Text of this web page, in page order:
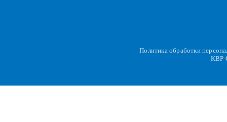
Политика обработки
KBP